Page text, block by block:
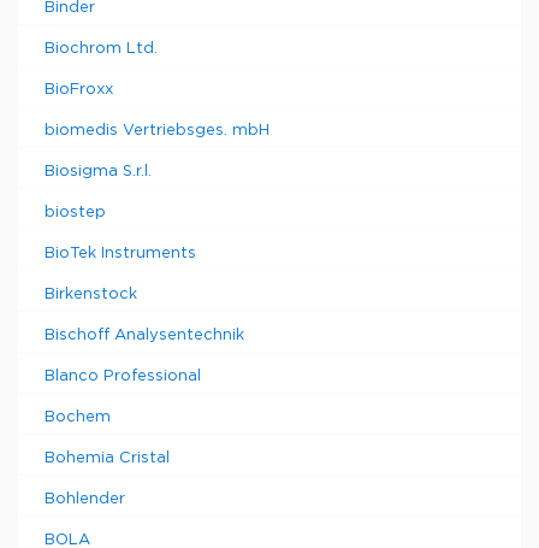
Binder
Biochrom Ltd.
BioFroxx
biomedis Vertriebsges. mbH
Biosigma S.r.l.
biostep
BioTek Instruments
Birkenstock
Bischoff Analysentechnik
Blanco Professional
Bochem
Bohemia Cristal
Bohlender
BOLA